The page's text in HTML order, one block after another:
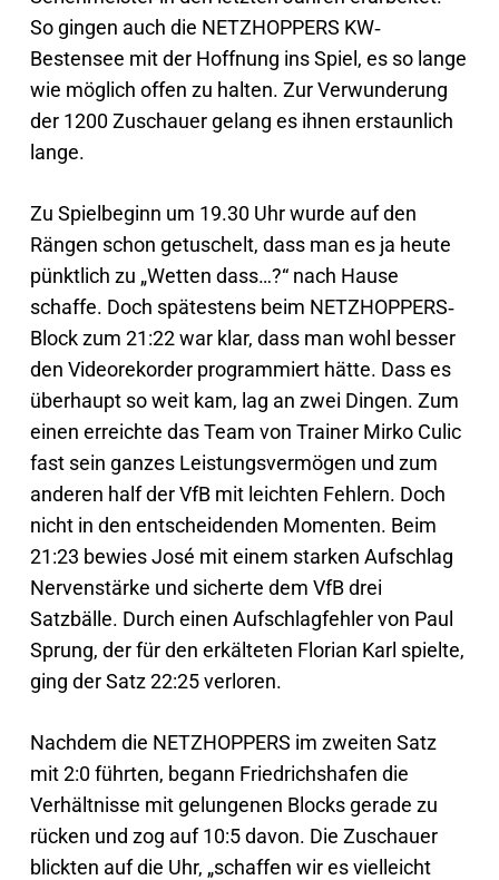
So gingen auch die NETZHOPPERS KW‐
Bestensee mit der Hoffnung ins Spiel, es so lange
wie möglich offen zu halten. Zur Verwunderung
der 1200 Zuschauer gelang es ihnen erstaunlich
lange.
Zu Spielbeginn um 19.30 Uhr wurde auf den
Rängen schon getuschelt, dass man es ja heute
pünktlich zu „Wetten dass…?“ nach Hause
schaffe. Doch spätestens beim NETZHOPPERS‐
Block zum 21:22 war klar, dass man wohl besser
den Videorekorder programmiert hätte. Dass es
überhaupt so weit kam, lag an zwei Dingen. Zum
einen erreichte das Team von Trainer Mirko Culic
fast sein ganzes Leistungsvermögen und zum
anderen half der VfB mit leichten Fehlern. Doch
nicht in den entscheidenden Momenten. Beim
21:23 bewies José mit einem starken Aufschlag
Nervenstärke und sicherte dem VfB drei
Satzbälle. Durch einen Aufschlagfehler von Paul
Sprung, der für den erkälteten Florian Karl spielte,
ging der Satz 22:25 verloren.
Nachdem die NETZHOPPERS im zweiten Satz
mit 2:0 führten, begann Friedrichshafen die
Verhältnisse mit gelungenen Blocks gerade zu
rücken und zog auf 10:5 davon. Die Zuschauer
blickten auf die Uhr, „schaffen wir es vielleicht